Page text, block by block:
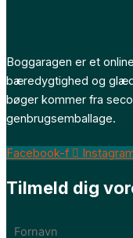
Boggaragen er et
bæredygtighed og
bøger kommer fra
genbrugsemballage.
Facebook-f
Tilmeld dig